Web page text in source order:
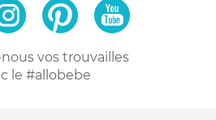
vos trouvailles
le #allobebe